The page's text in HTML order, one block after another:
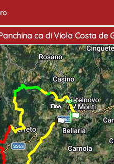
ca di Viola Costa de
Inizio
Fine